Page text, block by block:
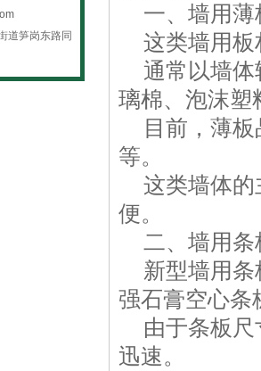
一、墙用薄
这类墙用板
通常以墙体
璃棉、泡沫塑
目前，薄板
等。
这类墙体的
便。
二、墙用条
新型墙用条
强石膏空心条
由于条板尺
迅速。
道笋岗东路同